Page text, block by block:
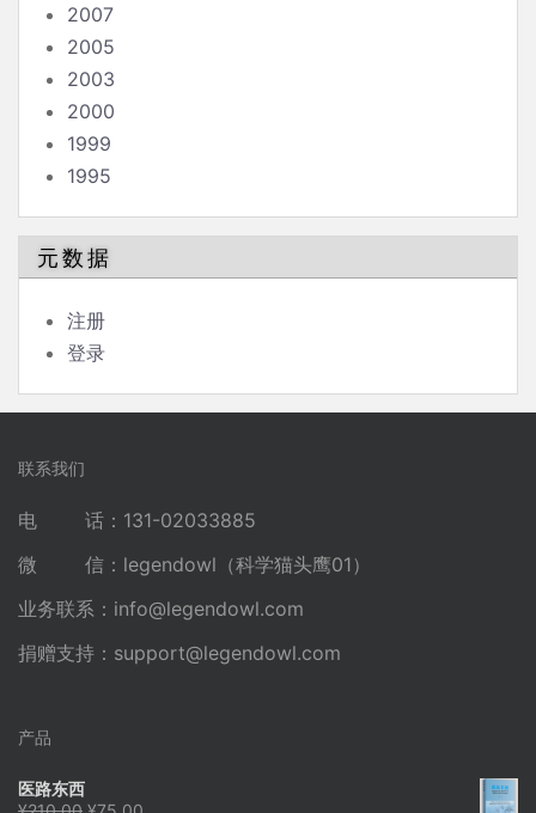
2007
2005
2003
2000
1999
1995
元数据
注册
登录
联系我们
电 话：131-02033885
微 信：legendowl（科学猫头鹰01）
业务联系： info@legendowl.com
捐赠支持： support@legendowl.com
产品
医路东西
原